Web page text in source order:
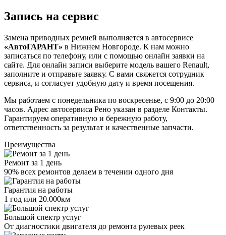
Запись на сервис
Замена приводных ремней выполняется в автосервисе
«АвтоГАРАНТ» в Нижнем Новгороде. К нам можно
записаться по телефону, или с помощью онлайн заявки на
сайте. Для онлайн записи выберите модель вашего Renault,
заполните и отправьте заявку. С вами свяжется сотрудник
сервиса, и согласует удобную дату и время посещения.
Мы работаем с понедельника по воскресенье, с 9:00 до 20:00
часов. Адрес автосервиса Рено указан в разделе Контакты.
Гарантируем оперативную и бережную работу,
ответственность за результат и качественные запчасти.
Преимущества
Ремонт за 1 день
90% всех ремонтов делаем в течении одного дня
Гарантия на работы
1 год или 20.000км
Большой спектр услуг
От диагностики двигателя до ремонта рулевых реек